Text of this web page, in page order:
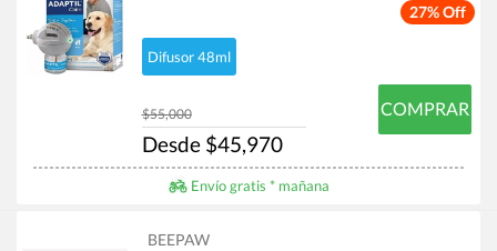
27% Off
Difusor 48ml
$55,000
Desde $45,970
COMPRAR
Envío gratis * mañana
BEEPAW